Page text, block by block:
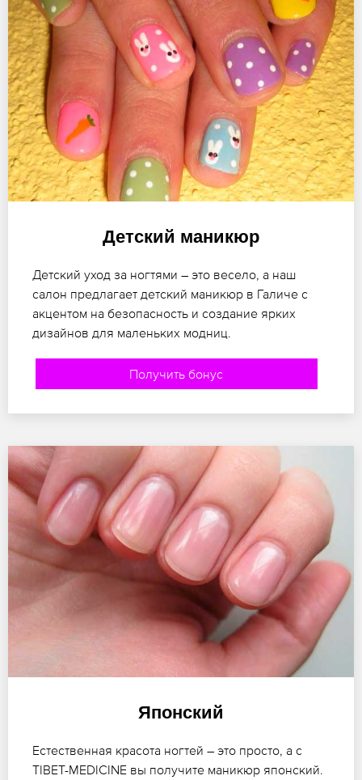
Детский маникюр
Детский уход за ногтями – это весело, а наш
салон предлагает детский маникюр в Галиче с
акцентом на безопасность и создание ярких
дизайнов для маленьких модниц.
Получить бонус
Японский
Естественная красота ногтей – это просто, а с
TIBET-MEDICINE вы получите маникюр японский.